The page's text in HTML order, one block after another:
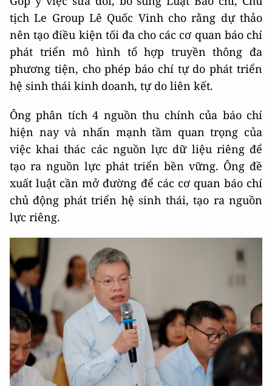
tịch Le Group Lê Quốc Vinh cho rằng dự thảo
nên tạo điều kiện tối đa cho các cơ quan báo chí
phát triển mô hình tổ hợp truyền thông đa
phương tiện, cho phép báo chí tự do phát triển
hệ sinh thái kinh doanh, tự do liên kết.
Ông phân tích 4 nguồn thu chính của báo chí
hiện nay và nhấn mạnh tầm quan trọng của
việc khai thác các nguồn lực dữ liệu riêng để
tạo ra nguồn lực phát triển bền vững. Ông đề
xuất luật cần mở đường để các cơ quan báo chí
chủ động phát triển hệ sinh thái, tạo ra nguồn
lực riêng.